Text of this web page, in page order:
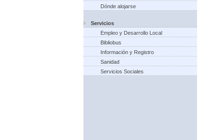
Dónde alojarse
Servicios
Empleo y Desarrollo Local
Bibliobus
Información y Registro
Sanidad
Servicios Sociales